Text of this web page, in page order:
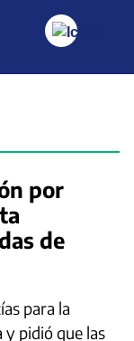
por
de
para la
y pidió que las